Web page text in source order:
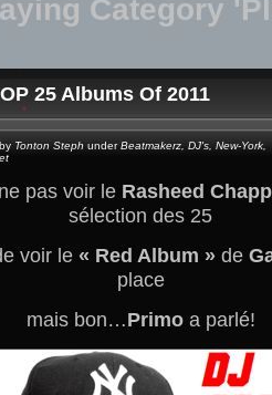
Category
25 Albums Of 2011
by Tonton Steph underBeatmakerz DJ's New-York
pas voir le Rasheed
sélection des 25
voir le « Red Album »de
place
mais bon…Primoa parlé!